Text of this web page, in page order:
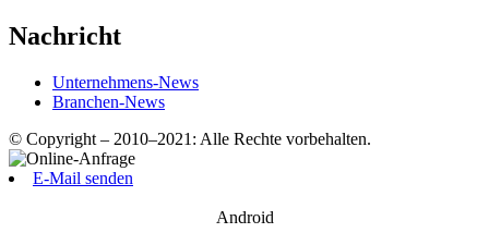
Nachricht
Unternehmens-News
Branchen-News
© Copyright – 2010–2021: Alle Rechte vorbehalten.
E-Mail senden
Android